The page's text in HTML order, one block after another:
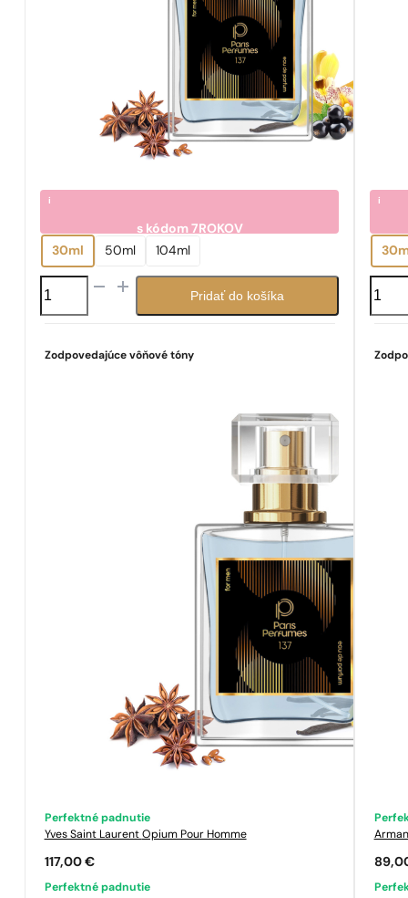
i
s kódom 7ROKOV
7.05€
30ml 50ml 104ml
množstvo
N°
137
Pridať do košíka
Zodpovedajúce vôňové tóny
Perfektné padnutie
Yves Saint Laurent Opium Pour Homme
117,00 €
Perfektné padnutie
i
N°
169